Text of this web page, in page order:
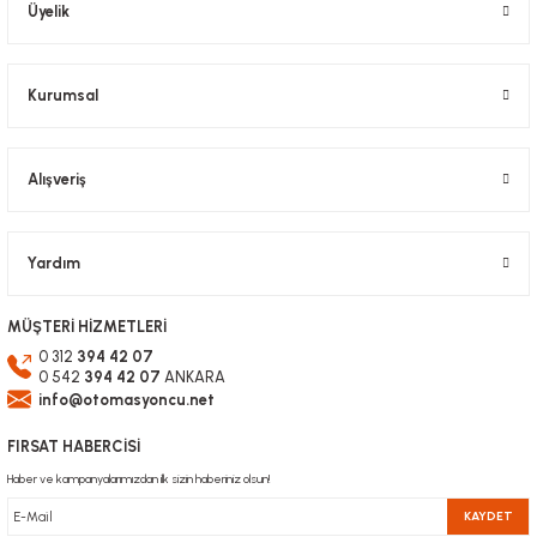
Üyelik
Kurumsal
Alışveriş
Yardım
MÜŞTERİ HİZMETLERİ
0 312 394 42 07
0 542 394 42 07 ANKARA
info@otomasyoncu.net
FIRSAT HABERCİSİ
Haber ve kampanyalarımızdan ilk sizin haberiniz olsun!
KAYDET